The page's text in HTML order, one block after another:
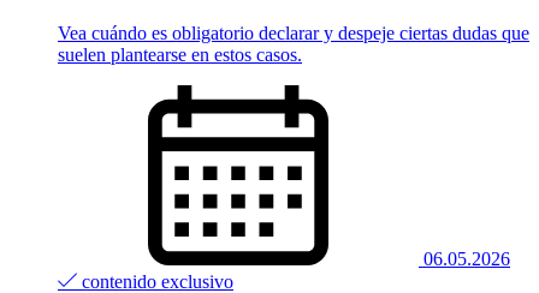
Vea cuándo es obligatorio declarar y despeje ciertas dudas que
suelen plantearse en estos casos.
06.05.2026
contenido exclusivo